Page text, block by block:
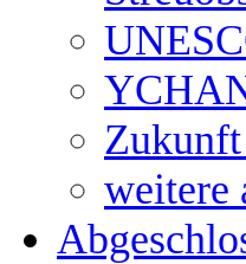
Zukunft
weitere